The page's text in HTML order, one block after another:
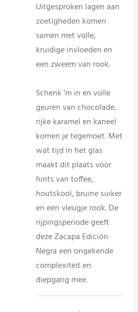
Uitgesproken lagen aan
zoetigheden komen
samen met volle,
kruidige invloeden en
een zweem van rook.
Schenk 'm in en volle
geuren van chocolade,
rijke karamel en kaneel
komen je tegemoet. Met
wat tijd in het glas
maakt dit plaats voor
hints van toffee,
houtskool, bruine suiker
en een vleugje rook. De
rijpingsperiode geeft
deze Zacapa Edición
Negra een ongekende
complexiteit en
diepgang mee.